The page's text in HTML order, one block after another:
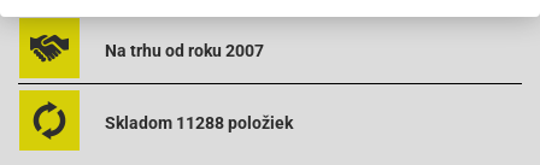
Huatian-HT50QT-36
Huatian-HT50QT-6
Huatian-HT50QT-6
Na trhu od roku 2007
Skladom 11288 položiek